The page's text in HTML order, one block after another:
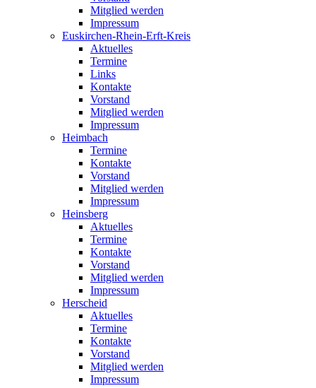
Mitglied werden
Impressum
Euskirchen-Rhein-Erft-Kreis
Aktuelles
Termine
Links
Kontakte
Vorstand
Mitglied werden
Impressum
Heimbach
Termine
Kontakte
Vorstand
Mitglied werden
Impressum
Heinsberg
Aktuelles
Termine
Kontakte
Vorstand
Mitglied werden
Impressum
Herscheid
Aktuelles
Termine
Kontakte
Vorstand
Mitglied werden
Impressum